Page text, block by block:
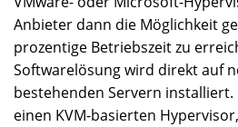
Anbieter dann die Möglichkeit
prozentige Betriebszeit zu
Softwarelösung wird direkt auf
bestehenden Servern
einen KVM-basierten